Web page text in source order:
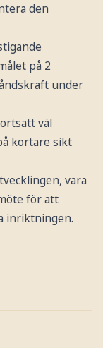
den
på 2
under
väl
kortare sikt
vara
för att
inriktningen.